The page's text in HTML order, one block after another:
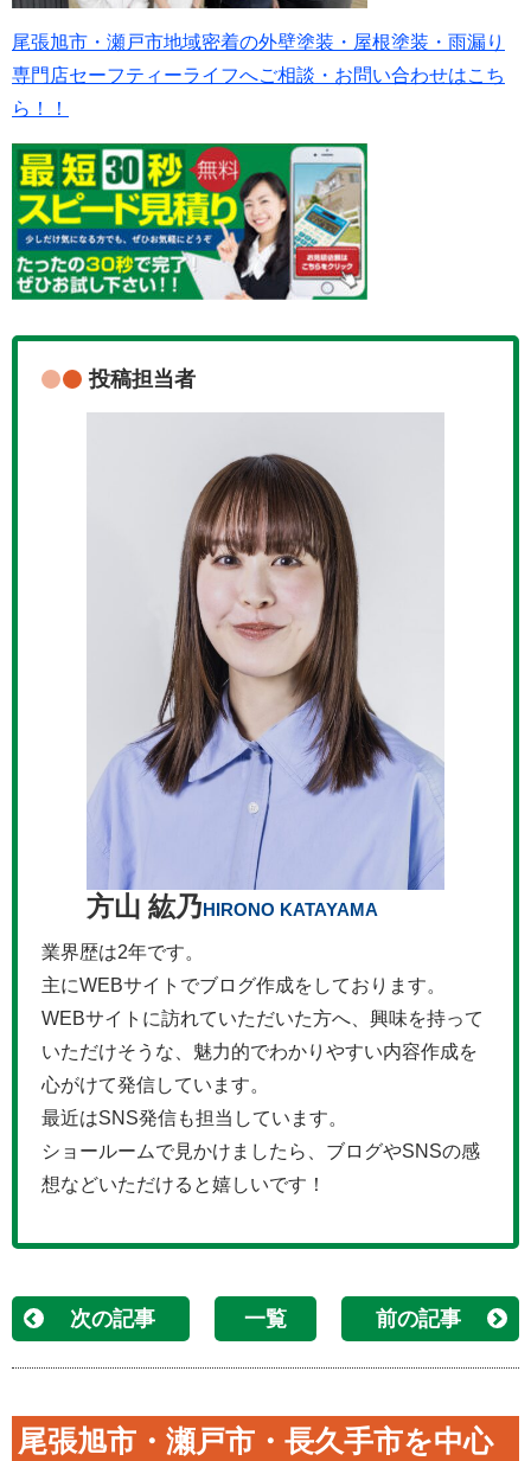
尾張旭市・瀬戸市地域密着の外壁塗装・屋根塗装・雨漏り
専門店セーフティーライフへご相談・お問い合わせはこち
ら！！
投稿担当者
方山 紘乃HIRONO KATAYAMA
業界歴は2年です。
主にWEBサイトでブログ作成をしております。
WEBサイトに訪れていただいた方へ、興味を持って
いただけそうな、魅力的でわかりやすい内容作成を
心がけて発信しています。
最近はSNS発信も担当しています。
ショールームで見かけましたら、ブログやSNSの感
想などいただけると嬉しいです！
次の記事 一覧 前の記事
尾張旭市・瀬戸市・長久手市を中心